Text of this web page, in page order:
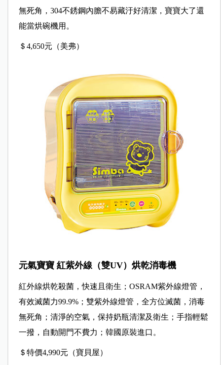
無死角，304不銹鋼內膽不易藏汙好清潔，寶寶大了還
能當烘碗機用。
＄4,650元（美弗）
元氣寶寶 紅紫外線（雙UV）烘乾消毒機
紅外線烘乾殺菌，快速且衛生；OSRAM紫外線燈管，
有效滅菌力99.9%；雙紫外線燈管，全方位滅菌，消毒
無死角；清淨的空氣，保持奶瓶清潔及衛生；手指輕鬆
一撥，自動開門不費力；韓國原裝進口。
＄特價4,990元（寶貝屋）